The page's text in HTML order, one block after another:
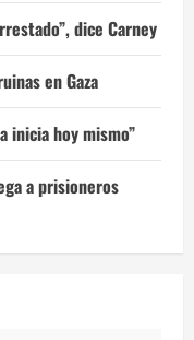
dice Carney
en Gaza
inicia hoy mismo”
a prisioneros